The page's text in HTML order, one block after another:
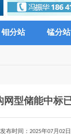
钼分站 锰分站
型储能中标
发布时间：2025年07月02日